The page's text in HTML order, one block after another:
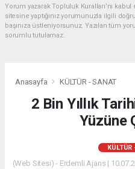
Yorum yazarak Topluluk Kuralları’nı
sitesine yaptığınız yorumunuzla ilgili
başınıza üstleniyorsunuz. Yazılan tüm
sorumlu tutulamaz.
Anasayfa KÜLTÜR - SANAT
2 Bin Yıllık
Yüzüne
KÜLTÜR
(Web Sitesi) - Erdemli Ajans |